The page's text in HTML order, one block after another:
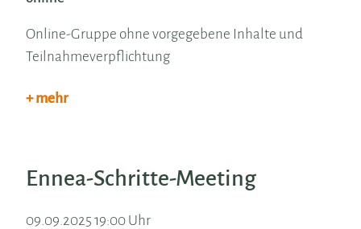
Online-Gruppe ohne vorgegebene Inhalte und
Teilnahmeverpflichtung
+ mehr
Ennea-Schritte-Meeting
09.09.2025 19:00 Uhr